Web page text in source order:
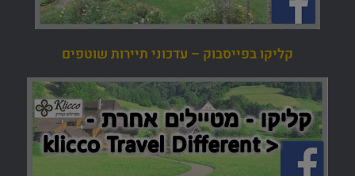
קליקו בפייסבוק – עדכוני תיירות שוטפים